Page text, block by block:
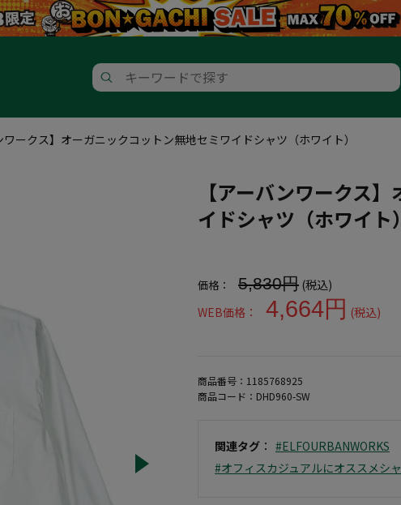
ワークス】オーガニックコットン無地セミワイドシャツ（ホワイト）
【アーバンワークス
イドシャツ（ホワイト）
価格： 5,830円 (税込)
WEB価格：
4,664円 (税込)
商品番号： 1185768925
商品コード： DHD960-SW
関連タグ ： #ELFOURBANWORKS
#オフィスカジュアルにオススメシ